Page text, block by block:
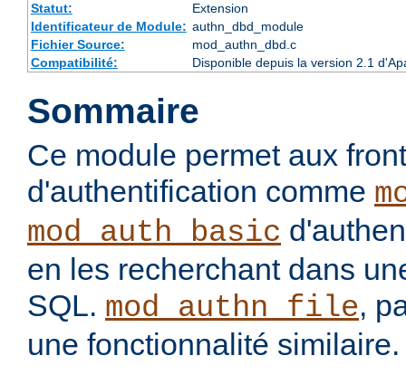
Statut:
Extension
Identificateur de Module: authn_dbd_module
Fichier Source:
mod_authn_dbd.c
Compatibilité:
Disponible depuis la version 2.1
Sommaire
Ce module permet aux
d'authentification comme
mod_auth_basic
en les recherchant dans
SQL. mod_authn_file,
une fonctionnalité similaire.